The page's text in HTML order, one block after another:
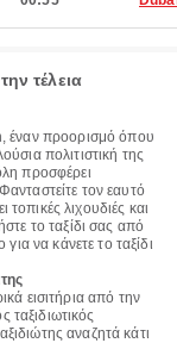
τέλεια
έναν προορισμό όπου
πολιτιστική της
προσφέρει
τον εαυτό
λιχουδιές και
το ταξίδι σας από
να κάνετε το ταξίδι
εισιτήρια από την
αναζητά κάτι